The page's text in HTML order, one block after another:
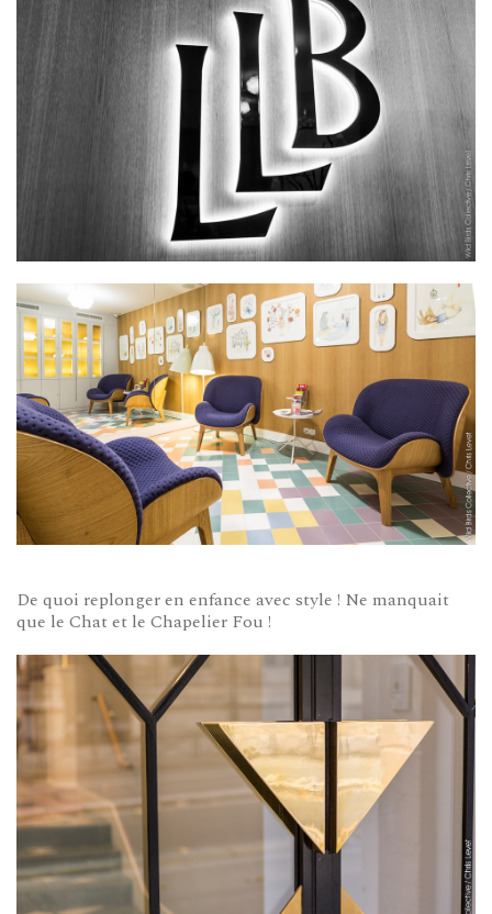
De quoi replonger en enfance avec style ! Ne manquait
que le Chat et le Chapelier Fou !